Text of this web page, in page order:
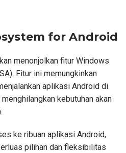
for Android
menonjolkan fitur Windows
Fitur ini memungkinkan
aplikasi Android di
kebutuhan akan
ke ribuan aplikasi Android,
pilihan dan fleksibilitas